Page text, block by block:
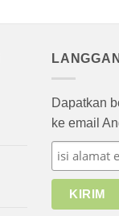
Dapatkan
ke email